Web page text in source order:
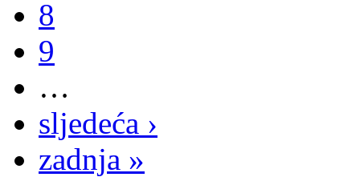
8
9
…
sljedeća ›
zadnja »